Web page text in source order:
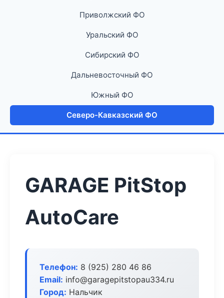
Приволжский ФО
Уральский ФО
Сибирский ФО
Дальневосточный ФО
Южный ФО
Северо-Кавказский ФО
GARAGE PitStop
AutoCare
Телефон: 8 (925) 280 46 86
Email: info@garagepitstopau334.ru
Город: Нальчик